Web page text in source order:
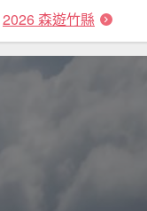
2026 森遊竹縣